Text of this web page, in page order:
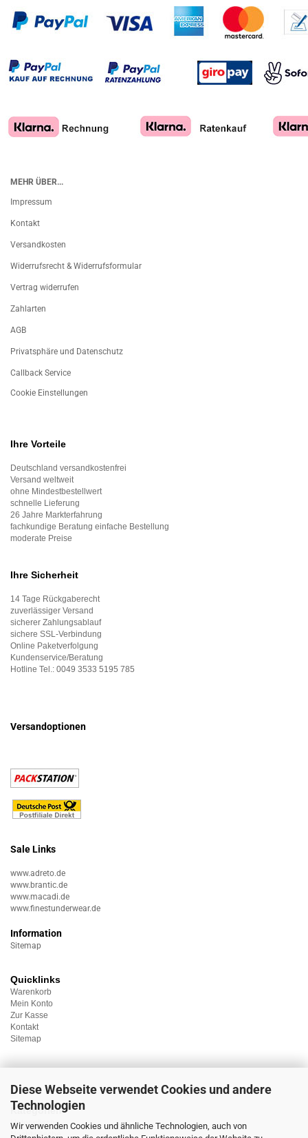
Diese Webseite verwendet Cookies und andere
Technologien
Wir verwenden Cookies und ähnliche Technologien, auch von
MEHR ÜBER...
Impressum
Kontakt
Versandkosten
Widerrufsrecht & Widerrufsformular
Vertrag widerrufen
Zahlarten
AGB
Privatsphäre und Datenschutz
Callback Service
Cookie Einstellungen
Ihre Vorteile
Deutschland versandkostenfrei
Versand weltweit
ohne Mindestbestellwert
schnelle Lieferung
26 Jahre Markterfahrung
fachkundige Beratung einfache Bestellung
moderate Preise
Ihre Sicherheit
14 Tage Rückgaberecht
zuverlässiger Versand
sicherer Zahlungsablauf
sichere SSL-Verbindung
Online Paketverfolgung
Kundenservice/Beratung
Hotline Tel.: 0049 3533 5195 785
Versandoptionen
Sale Links
www.adreto.de
www.brantic.de
www.macadi.de
www.finestunderwear.de
Information
Sitemap
Quicklinks
Warenkorb
Mein Konto
Zur Kasse
Kontakt
Sitemap
Kategorien
Unterwäsche
Nachtwäsche